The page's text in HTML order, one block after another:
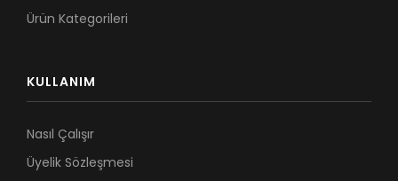
Ürün Kategorileri
KULLANIM
Nasıl Çalışır
Üyelik Sözleşmesi